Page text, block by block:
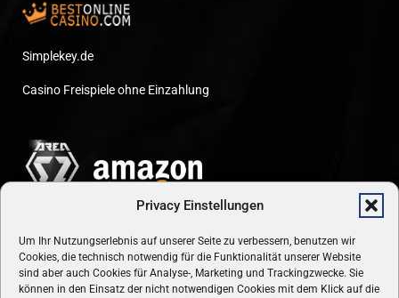
Privacy Einstellungen
Um Ihr Nutzungserlebnis auf unserer Seite zu verbessern, benutzen wir
Cookies, die technisch notwendig für die Funktionalität unserer Website
sind aber auch Cookies für Analyse-, Marketing und Trackingzwecke. Sie
können in den Einsatz der nicht notwendigen Cookies mit dem Klick auf die
Simplekey.de
Casino Freispiele ohne Einzahlung